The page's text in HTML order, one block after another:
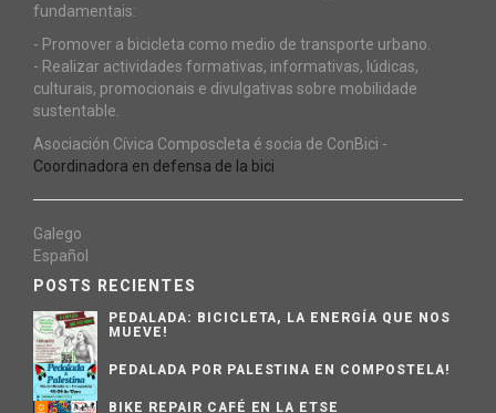
fundamentais:
- Promover a bicicleta como medio de transporte urbano.
- Realizar actividades formativas, informativas, lúdicas,
culturais, promocionais e divulgativas sobre mobilidade
sustentable.
Asociación Cívica Composcleta é socia de ConBici -
Coordinadora en defensa de la bici
Galego
Español
POSTS RECIENTES
PEDALADA: BICICLETA, LA ENERGÍA QUE NOS
MUEVE!
PEDALADA POR PALESTINA EN COMPOSTELA!
BIKE REPAIR CAFÉ EN LA ETSE